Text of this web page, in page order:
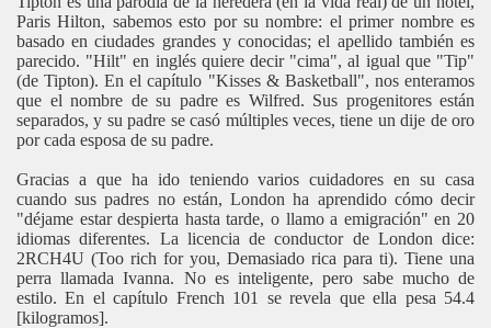
Paris Hilton, sabemos esto por su nombre: el primer nombre es
basado en ciudades grandes y conocidas; el apellido también es
parecido. "Hilt" en inglés quiere decir "cima", al igual que "Tip"
(de Tipton). En el capítulo "Kisses & Basketball", nos enteramos
que el nombre de su padre es Wilfred. Sus progenitores están
separados, y su padre se casó múltiples veces, tiene un dije de oro
por cada esposa de su padre.
Gracias a que ha ido teniendo varios cuidadores en su casa
cuando sus padres no están, London ha aprendido cómo decir
"déjame estar despierta hasta tarde, o llamo a emigración" en 20
idiomas diferentes. La licencia de conductor de London dice:
2RCH4U (Too rich for you, Demasiado rica para ti). Tiene una
perra llamada Ivanna. No es inteligente, pero sabe mucho de
estilo. En el capítulo French 101 se revela que ella pesa 54.4
[kilogramos].